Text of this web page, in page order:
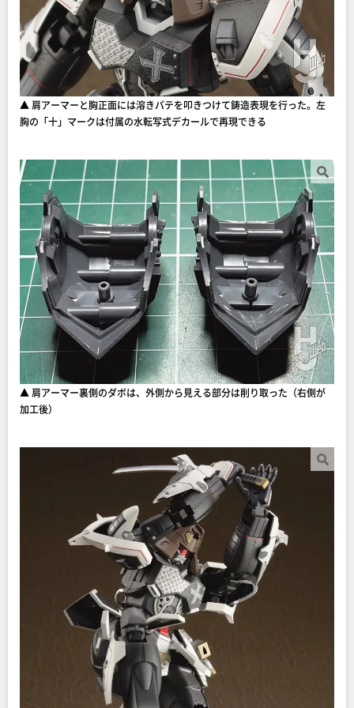
▲ 肩アーマーと胸正面には溶きパテを叩きつけて鋳造表現を行った。左
胸の「十」マークは付属の水転写式デカールで再現できる
▲ 肩アーマー裏側のダボは、外側から見える部分は削り取った（右側が
加工後）